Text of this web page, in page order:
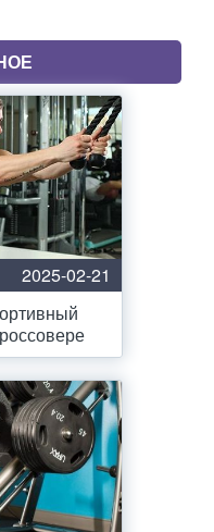
2025-02-21